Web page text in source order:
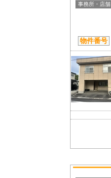
事務所・店舗
物件番号